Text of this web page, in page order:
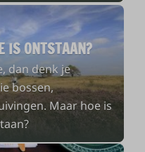
IS ONTSTAAN?
dan denk je
bossen,
Maar hoe is